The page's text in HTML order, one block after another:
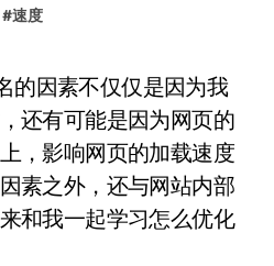
#速度
还有可能是因为网页的
，影响网页的加载速度
素之外，还与网站内部
和我一起学习怎么优化